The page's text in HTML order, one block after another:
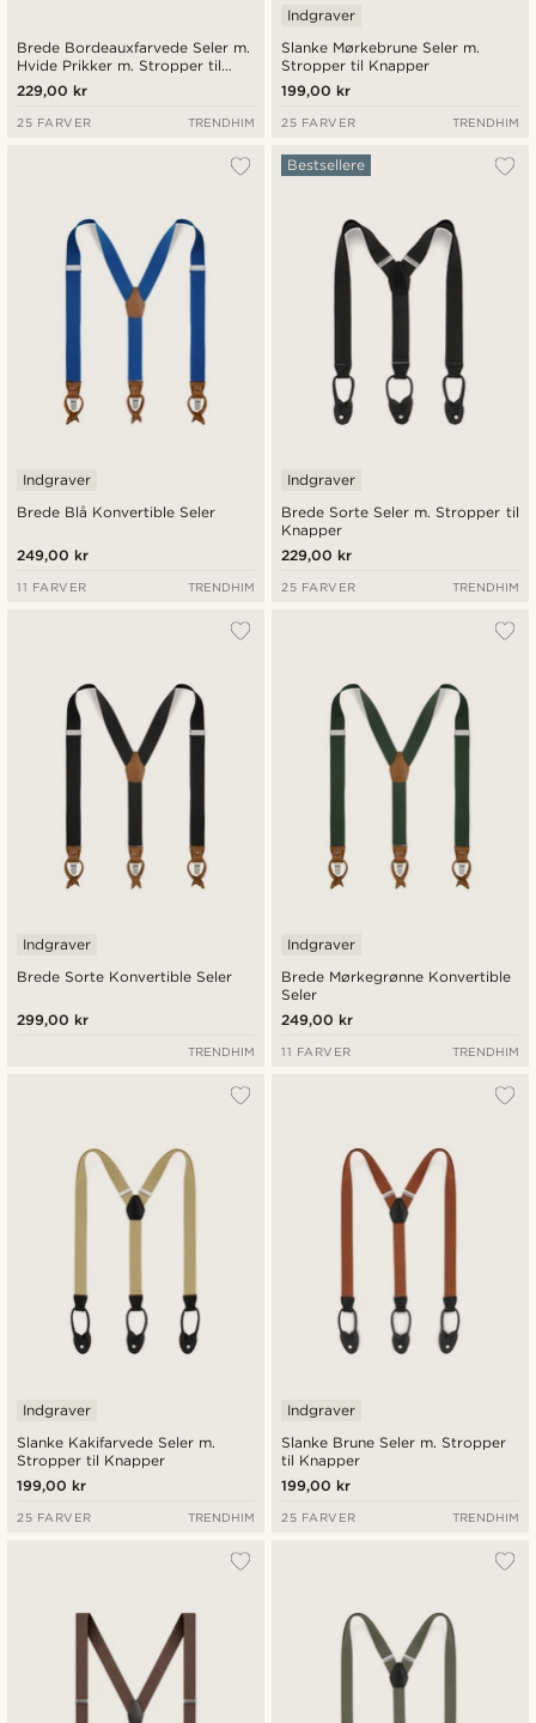
Brede Bordeauxfarvede Seler m.
Hvide Prikker m. Stropper til
Knapper
229,00 kr
25 FARVER TRENDHIM
Slanke Mørkebrune Seler m.
Stropper til Knapper
Indgraver
199,00 kr
25 FARVER TRENDHIM
Brede Blå Konvertible Seler
Indgraver
249,00 kr
11 FARVER TRENDHIM
Brede Sorte Seler m. Stropper til
Knapper
Bestsellere
Indgraver
229,00 kr
25 FARVER TRENDHIM
Brede Sorte Konvertible Seler
Indgraver
299,00 kr
TRENDHIM
Brede Mørkegrønne Konvertible
Seler
Indgraver
249,00 kr
11 FARVER TRENDHIM
Slanke Kakifarvede Seler m.
Stropper til Knapper
Indgraver
199,00 kr
25 FARVER TRENDHIM
Slanke Brune Seler m. Stropper
til Knapper
Indgraver
199,00 kr
25 FARVER TRENDHIM